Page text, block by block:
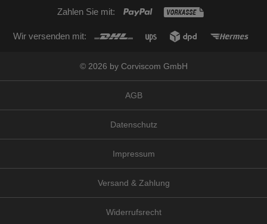
Zahlen Sie mit:
Wir versenden mit:
© 2026 by Corviscom GmbH
AGB
Datenschutz
Impressum
Versand & Zahlung
Widerrufsrecht